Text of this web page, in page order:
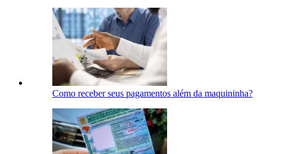
Como receber seus pagamentos além da maquininha?